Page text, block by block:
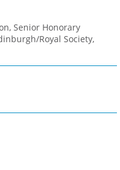
Senior Honorary
Royal Society,